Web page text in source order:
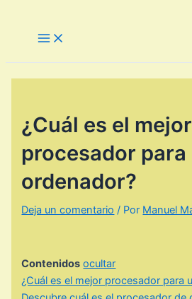
Main
Menu
¿Cuál es el mejor
procesador para
ordenador?
Deja un comentario / Por Manuel
Contenidos ocultar
¿Cuál es el mejor procesador para